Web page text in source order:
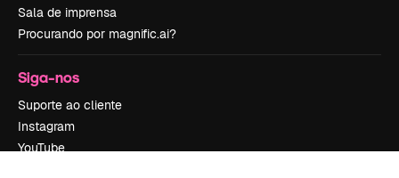
Sala de imprensa
Procurando por magnific.ai?
Siga-nos
Suporte ao cliente
Instagram
YouTube